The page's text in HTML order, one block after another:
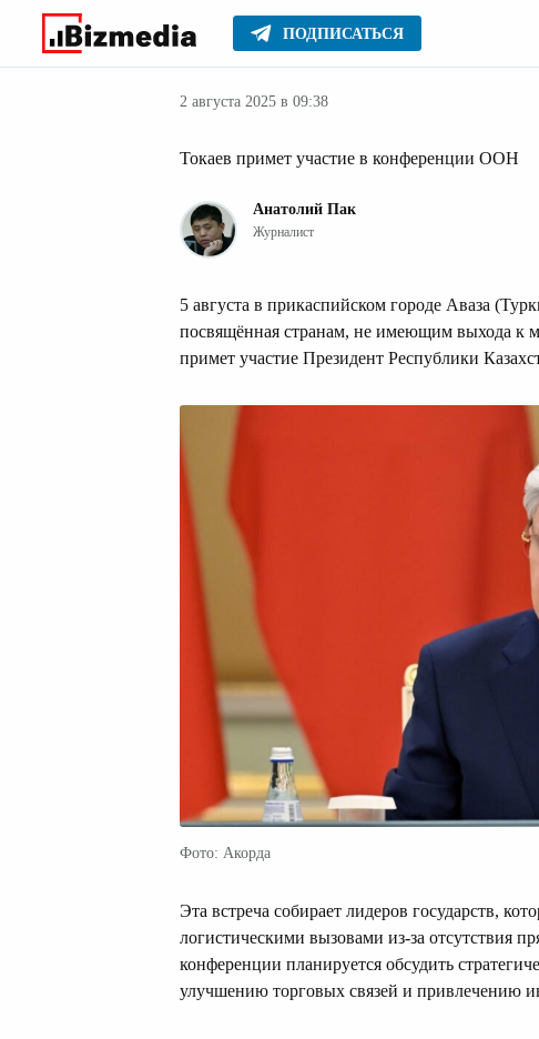
ПОДПИСАТЬСЯ
Главное Новости Новости Казахстана
2 августа 2025 в 09:38
Токаев примет участие в конференции ООН
Анатолий Пак
Журналист
5 августа в прикаспийском городе Аваза
посвящённая странам, не имеющим выхода к
примет участие Президент Республики
Фото: Акорда
Эта встреча собирает лидеров государств,
логистическими вызовами из-за отсутствия
конференции планируется обсудить
улучшению торговых связей и привлечению